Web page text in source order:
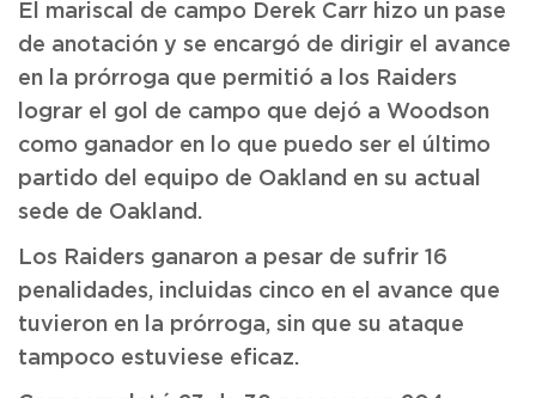
El mariscal de campo Derek Carr hizo un pase
de anotación y se encargó de dirigir el avance
en la prórroga que permitió a los Raiders
lograr el gol de campo que dejó a Woodson
como ganador en lo que puedo ser el último
partido del equipo de Oakland en su actual
sede de Oakland.
Los Raiders ganaron a pesar de sufrir 16
penalidades, incluidas cinco en el avance que
tuvieron en la prórroga, sin que su ataque
tampoco estuviese eficaz.